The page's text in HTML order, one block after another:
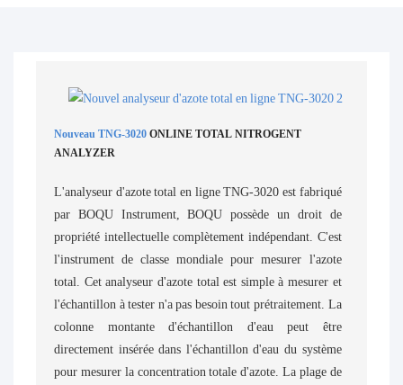
Nouveau TNG-3020ONLINE TOTAL NITROGENT
ANALYZER
L'analyseur d'azote total en ligne TNG-3020 est fabriqué
par BOQU Instrument, BOQU possède un droit de
propriété intellectuelle complètement indépendant. C'est
l'instrument de classe mondiale pour mesurer l'azote
total. Cet analyseur d'azote total est simple à mesurer et
l'échantillon à tester n'a pas besoin tout prétraitement. La
colonne montante d'échantillon d'eau peut être
directement insérée dans l'échantillon d'eau du système
pour mesurer la concentration totale d'azote. La plage de